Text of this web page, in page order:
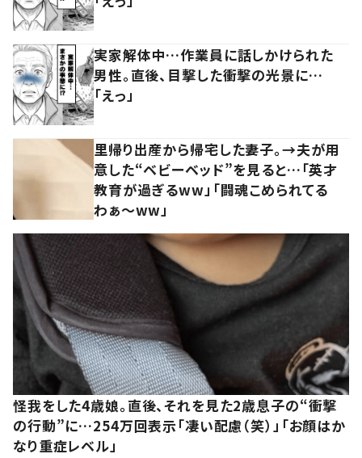
実家解体中…作業員に話しかけられた
男性。直後、目撃した衝撃の光景に…
「えっ」
里帰り出産から帰宅した妻子。→夫が用
意した“ベビーベッド”を見ると…「英才
教育が過ぎるww」「闘魂こめられてる
わぁ～ww」
怪我をした4歳娘。直後、それを見た2歳息子の“衝撃
の行動”に…254万回表示「凄い配慮（笑）」「お顔はか
なり重症レベル」